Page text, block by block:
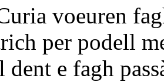
voeuren
per podell
dent e fagh